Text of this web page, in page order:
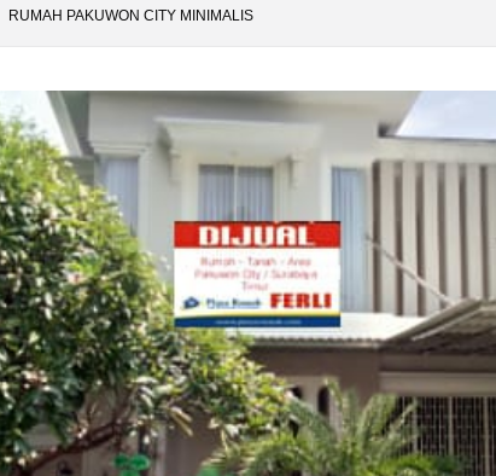
RUMAH PAKUWON CITY MINIMALIS